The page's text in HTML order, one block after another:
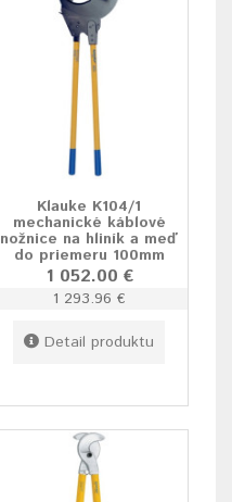
Klauke K104/1
mechanické káblové
nožnice na hliník a meď
do priemeru 100mm
1 052.00 €
1 293.96 €
Detail produktu